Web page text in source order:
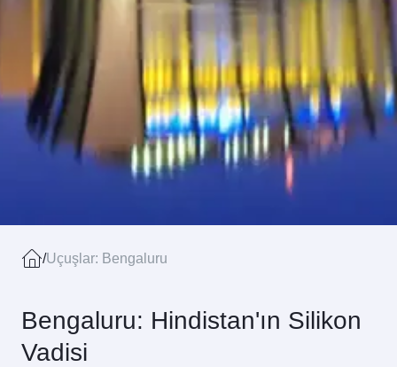
/Uçuşlar: Bengaluru
Bengaluru: Hindistan'ın Silikon
Vadisi